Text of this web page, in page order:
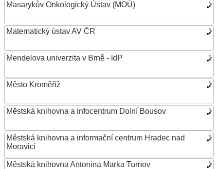
Masarykův Onkologický Ústav (MOÚ)
Matematický ústav AV ČR
Mendelova univerzita v Brně - IdP
Město Kroměříž
Městská knihovna a infocentrum Dolní Bousov
Městská knihovna a informační centrum Hradec nad
Moravicí
Městská knihovna Antonína Marka Turnov